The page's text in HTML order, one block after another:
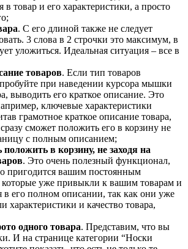
в товар и его характеристики, а просто
. С его длиной также не следует
3 слова в 2 строчки это максимум, в
уложиться. Идеальная ситуация – все в
товаров. Если тип товаров
при наведении курсора мышки
выводить его краткое описание. Это
ключевые характеристики
грамотное краткое описание товара,
сразу сможет положить его в корзину не
с полным описанием;
в корзину, не заходя на
. Это очень полезный функционал,
пригодится вашим постоянным
которые уже привыкли к вашим товарам и
в его полном описании, так как они уже
характеристики и качество товара,
одного товара. Представим, что вы
И на странице категории “Носки